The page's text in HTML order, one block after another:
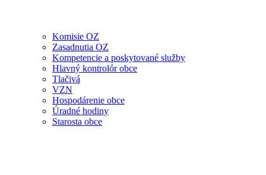
Komisie OZ
Zasadnutia OZ
Kompetencie a poskytované služby
Hlavný kontrolór obce
Tlačivá
VZN
Hospodárenie obce
Úradné hodiny
Starosta obce